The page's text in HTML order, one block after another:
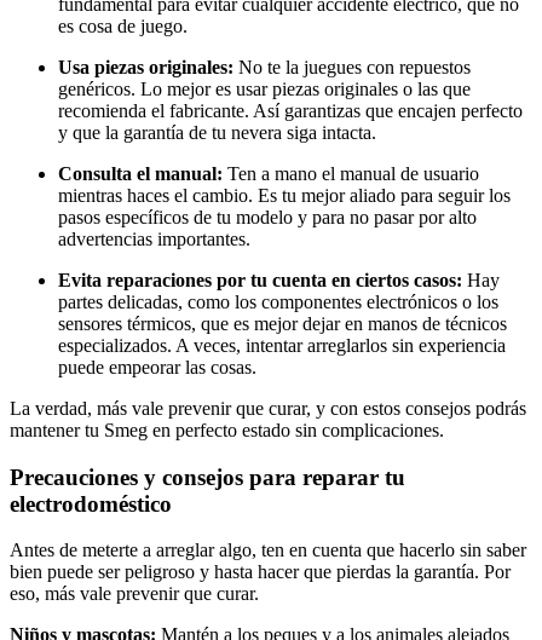
es cosa de juego.
Usa piezas originales: No te la juegues con repuestos
genéricos. Lo mejor es usar piezas originales o las que
recomienda el fabricante. Así garantizas que encajen perfecto
y que la garantía de tu nevera siga intacta.
Consulta el manual: Ten a mano el manual de usuario
mientras haces el cambio. Es tu mejor aliado para seguir los
pasos específicos de tu modelo y para no pasar por alto
advertencias importantes.
Evita reparaciones por tu cuenta en ciertos casos: Hay
partes delicadas, como los componentes electrónicos o los
sensores térmicos, que es mejor dejar en manos de técnicos
especializados. A veces, intentar arreglarlos sin experiencia
puede empeorar las cosas.
La verdad, más vale prevenir que curar, y con estos consejos podrás
mantener tu Smeg en perfecto estado sin complicaciones.
Precauciones y consejos para reparar tu
electrodoméstico
Antes de meterte a arreglar algo, ten en cuenta que hacerlo sin saber
bien puede ser peligroso y hasta hacer que pierdas la garantía. Por
eso, más vale prevenir que curar.
Niños y mascotas: Mantén a los peques y a los animales alejados